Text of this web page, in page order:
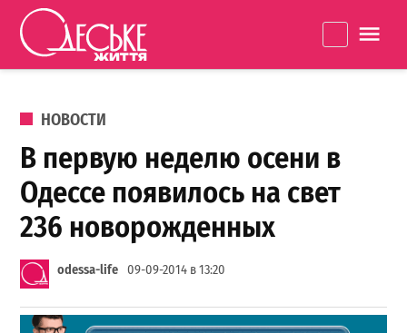
Перейти к содержанию
життя
ОПУБЛИКОВАНО В
НОВОСТИ
В первую неделю осени в
Одессе появилось на свет
236 новорожденных
odessa-life 09-09-2014 в 13:20